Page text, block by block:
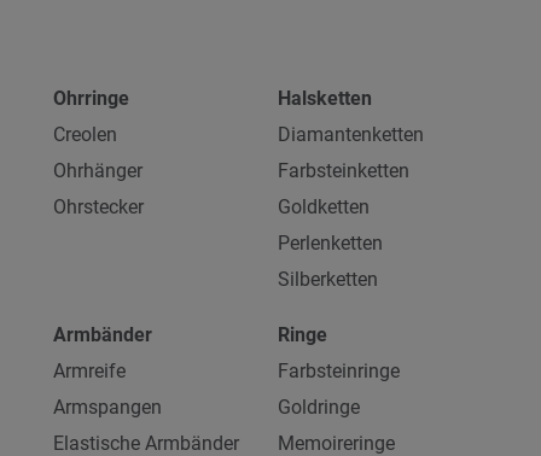
Ohrringe
Creolen
Ohrhänger
Ohrstecker
Halsketten
Diamantenketten
Farbsteinketten
Goldketten
Perlenketten
Silberketten
Armbänder
Armreife
Armspangen
Elastische Armbänder
Ringe
Farbsteinringe
Goldringe
Memoireringe